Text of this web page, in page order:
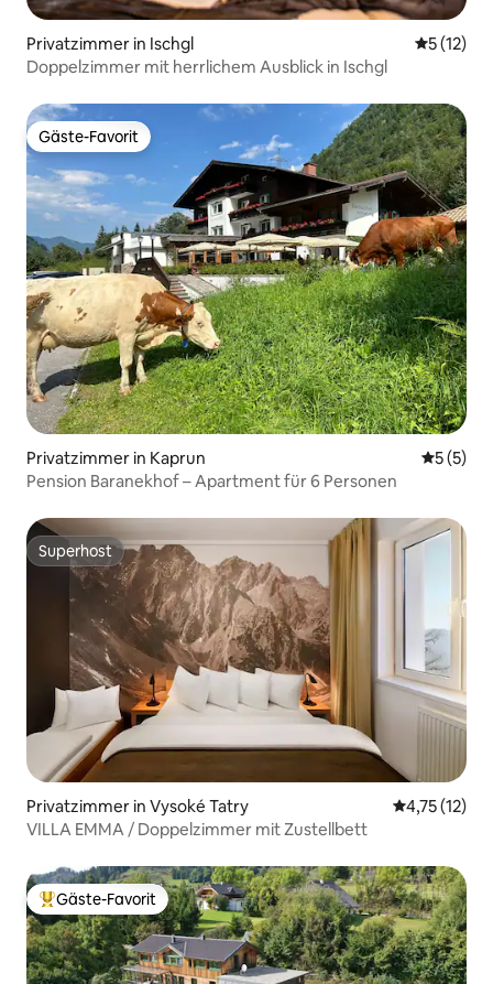
Privatzimmer in Ischgl
5 (12)
Doppelzimmer mit herrlichem Ausblick in Ischgl
Gäste-Favorit
Gäste-Favorit
Privatzimmer in Kaprun
5 (5)
Pension Baranekhof – Apartment für 6 Personen
Superhost
Superhost
Privatzimmer in Vysoké Tatry
4,75 (12)
VILLA EMMA / Doppelzimmer mit Zustellbett
Beliebter Gäste-Favorit.
Gäste-Favorit